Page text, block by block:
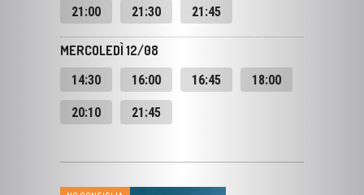
MERCOLEDÌ 12/08
14:30 16:00 16:45 18:00
20:10 21:45